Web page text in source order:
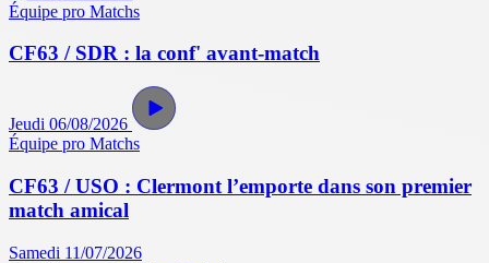
Équipe pro Matchs
CF63 / SDR : la conf' avant-match
Jeudi 06/08/2026
Équipe pro Matchs
CF63 / USO : Clermont l’emporte dans son premier
match amical
Samedi 11/07/2026